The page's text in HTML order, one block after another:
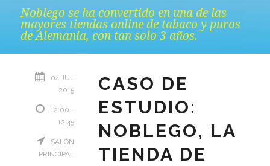
Noblego se ha convertido en una de las
mayores tiendas online de tabaco y puros
de Alemania, con tan solo 3 años.
04 JUL
2015
12:00 -
12:45
SALÓN
PRINCIPAL
CASO DE
ESTUDIO:
NOBLEGO, LA
TIENDA DE